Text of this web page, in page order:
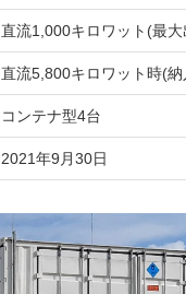
直流1,000キロワット(最大
直流5,800キロワット時(納
コンテナ型4台
2021年9月30日